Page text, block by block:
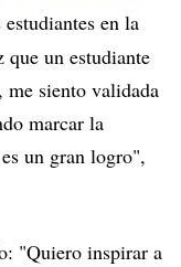
en la
que un estudiante
me siento validada
marcar la
un gran logro",
"Quiero inspirar a